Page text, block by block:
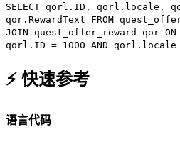
SELECT qorl.ID, qorl.locale,
qor.RewardText FROM
JOIN quest_offer_reward qor ON
qorl.ID = 1000 AND qorl.locale
⚡ 快速参考
语言代码